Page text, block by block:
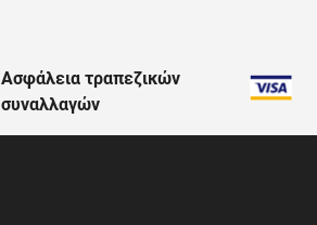
Ασφάλεια τραπεζικών
συναλλαγών